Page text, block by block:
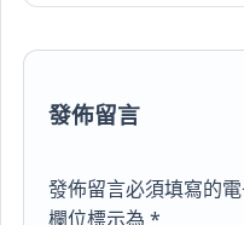
發佈留言
發佈留言必須填寫的
欄位標示為*